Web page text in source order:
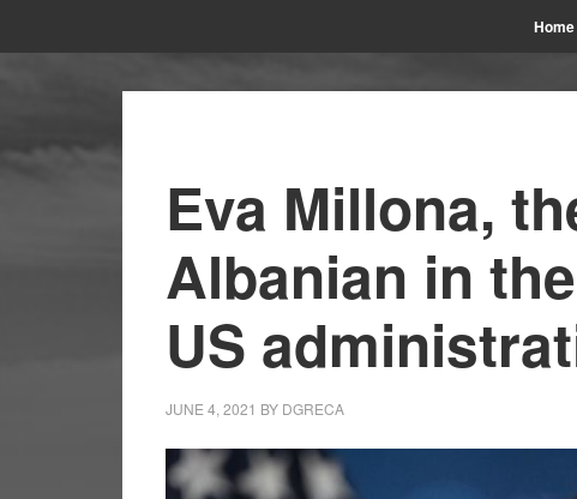
Home
Eva Millona,
Albanian in
US
JUNE 4, 2021 BY DGRECA